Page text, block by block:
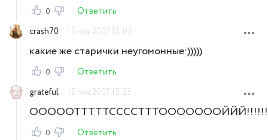
0
Ответить
crash70
15 мая 2007 15:05
какие же старички неугомонные:)))))
0
Ответить
grateful
15 мая 2007 15:23
0
Ответить